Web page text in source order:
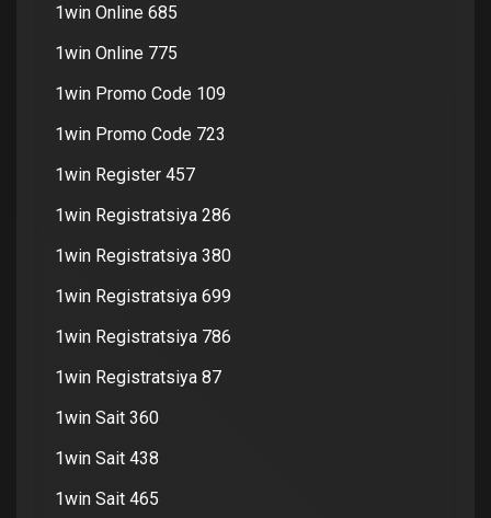
1win Online 685
1win Online 775
1win Promo Code 109
1win Promo Code 723
1win Register 457
1win Registratsiya 286
1win Registratsiya 380
1win Registratsiya 699
1win Registratsiya 786
1win Registratsiya 87
1win Sait 360
1win Sait 438
1win Sait 465